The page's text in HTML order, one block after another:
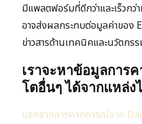
มีแพลตฟอร์มที่ดีกว่าและเร็วกว่
อาจส่งผลกระทบต่อมูลค่าของ
ข่าวสารด้านเทคนิคและนวัตกร
เราจะหาข้อมูลการ
โตอื่นๆ ได้จากแหล่ง
นอกจากการคาดการณ์จาก